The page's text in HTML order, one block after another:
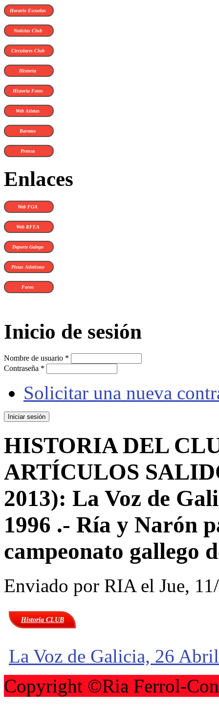
Horario Escuelas
Noticias Club
Circulares Club
Historia
Historia Fotos
Web Atletas
Baremo
Prensa
Enlaces
Web FGA
Web RFEA
Deporte Galego
Pistas Atletismo
Foros
Inicio de sesión
Nombre de usuario *
Contraseña *
Solicitar una nueva
HISTORIA DEL
ARTÍCULOS
2013): La Voz de
1996 .- Ría y Narón
campeonato gallego
Enviado por RIAel Jue,
Historia CLUB
La Voz de Galicia, 26
Copyright ©Ria Ferrol-